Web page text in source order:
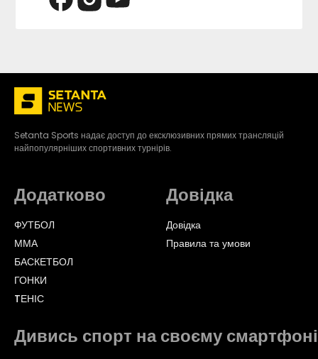
Setanta Sports надає доступ до ексклюзивних прямих трансляцій
найпопулярніших спортивних турнірів.
Додатково
ФУТБОЛ
ММА
БАСКЕТБОЛ
ГОНКИ
TЕНІС
Довідка
Довідка
Правила та умови
Дивись спорт на своєму смартфоні